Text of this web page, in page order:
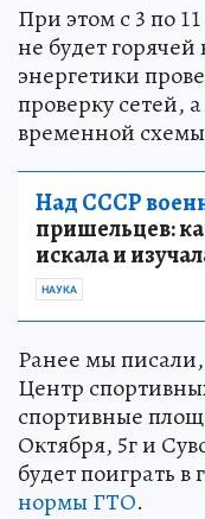
При этом с 3 по
не будет
энергетики
проверку сетей,
временной
Над СССР
пришельцев:
искала и
НАУКА
Ранее мы писали,
Центр
спортивные
Октября, 5г и
будет поиграть
нормы ГТО.